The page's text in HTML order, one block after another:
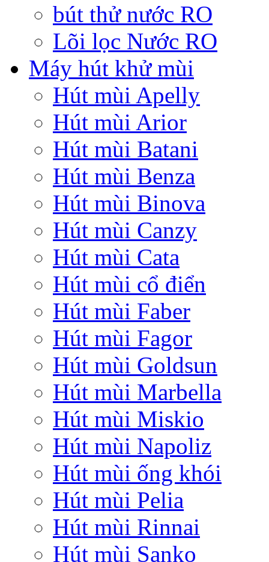
bút thử nước RO
Lõi lọc Nước RO
Máy hút khử mùi
Hút mùi Apelly
Hút mùi Arior
Hút mùi Batani
Hút mùi Benza
Hút mùi Binova
Hút mùi Canzy
Hút mùi Cata
Hút mùi cổ điển
Hút mùi Faber
Hút mùi Fagor
Hút mùi Goldsun
Hút mùi Marbella
Hút mùi Miskio
Hút mùi Napoliz
Hút mùi ống khói
Hút mùi Pelia
Hút mùi Rinnai
Hút mùi Sanko